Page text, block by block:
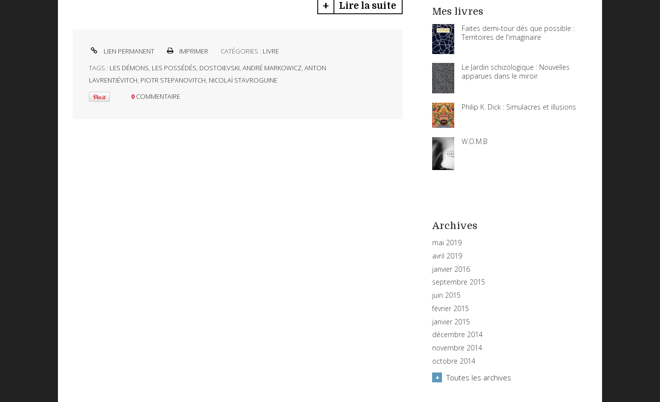
Lire la suite
LIEN PERMANENT IMPRIMER CATÉGORIES : LIVRE
TAGS : LES DÉMONS LES POSSÉDÉS DOSTOIEVSKI ANDRÉ MARKOWICZ, ANTON
LAVRENTIÉVITCH PIOTR STEPANOVITCH NICOLAÏ STAVROGUINE
0 COMMENTAIRE
Mes livres
Faites demi-tour dès que possible :
Territoires de l'imaginaire
Le Jardin schizologique : Nouvelles
apparues dans le miroir
Philip K. Dick : Simulacres et illusions
W.O.M.B
Archives
mai 2019
avril 2019
janvier 2016
septembre 2015
juin 2015
février 2015
janvier 2015
décembre 2014
novembre 2014
octobre 2014
Toutes les archives